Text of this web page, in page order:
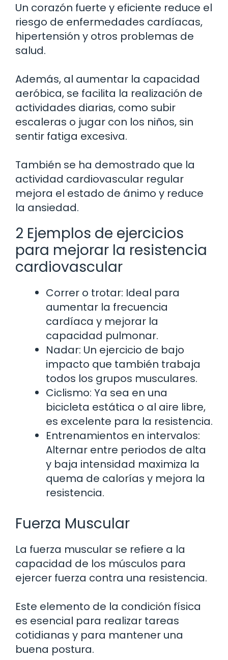
Un corazón fuerte y eficiente reduce el
riesgo de enfermedades cardíacas,
hipertensión y otros problemas de
salud.
Además, al aumentar la capacidad
aeróbica, se facilita la realización de
actividades diarias, como subir
escaleras o jugar con los niños, sin
sentir fatiga excesiva.
También se ha demostrado que la
actividad cardiovascular regular
mejora el estado de ánimo y reduce
la ansiedad.
2 Ejemplos de ejercicios
para mejorar la resistencia
cardiovascular
Correr o trotar: Ideal para
aumentar la frecuencia
cardíaca y mejorar la
capacidad pulmonar.
Nadar: Un ejercicio de bajo
impacto que también trabaja
todos los grupos musculares.
Ciclismo: Ya sea en una
bicicleta estática o al aire libre,
es excelente para la resistencia.
Entrenamientos en intervalos:
Alternar entre periodos de alta
y baja intensidad maximiza la
quema de calorías y mejora la
resistencia.
Fuerza Muscular
La fuerza muscular se refiere a la
capacidad de los músculos para
ejercer fuerza contra una resistencia.
Este elemento de la condición física
es esencial para realizar tareas
cotidianas y para mantener una
buena postura.